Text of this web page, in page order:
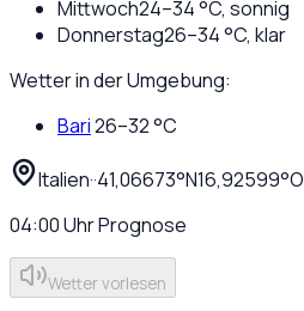
Mittwoch24–34°C, sonnig
Donnerstag26–34°C, klar
Wetter in der Umgebung:
Bari26–32°C
Italien··41,06673°N16,92599°O
04:00UhrPrognose
Wetter vorlesen